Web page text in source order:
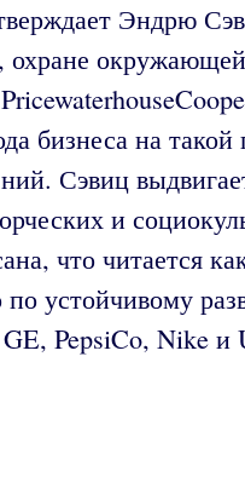
Эндрю
охране
бизнеса на такой
Сэвиц
и
что читается
по устойчивому
PepsiCo, Nike и